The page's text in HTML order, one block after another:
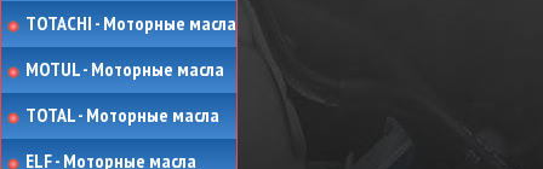
TOTACHI - Моторные масла
MOTUL - Моторные масла
TOTAL - Моторные масла
ELF - Моторные масла